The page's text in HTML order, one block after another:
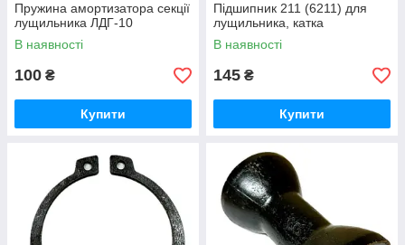
Пружина амортизатора секції
лущильника ЛДГ-10
В наявності
100 ₴
Купити
Підшипник 211 (6211) для
лущильника, катка
В наявності
145 ₴
Купити